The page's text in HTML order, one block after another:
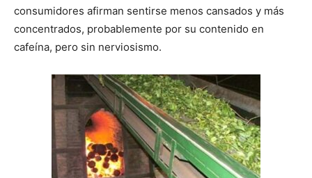
consumidores afirman sentirse menos cansados y más
concentrados, probablemente por su contenido en
cafeína, pero sin nerviosismo.